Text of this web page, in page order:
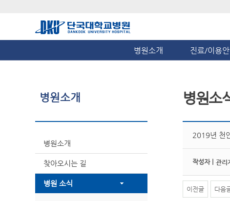
병원소개 진료/이용
병원소개
병원소개
찾아오시는 길
병원 소식
병원소
2019년 천
작성자 | 관리
이전글 다음